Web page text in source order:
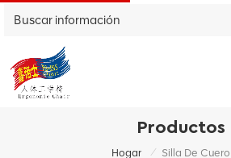
Productos
Hogar / Silla De Cuero